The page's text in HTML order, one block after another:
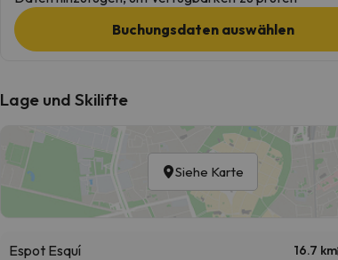
Buchungsdaten auswählen
Lage und Skilifte
Siehe Karte
Espot Esquí 16.7 km